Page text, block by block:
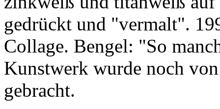
gedrückt und "vermalt".
Collage. Bengel: "So
Kunstwerk wurde noch
gebracht.